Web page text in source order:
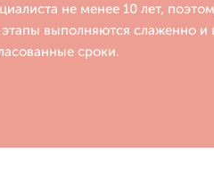
не менее 10 лет,
этапы выполняются слаженно и
сроки.